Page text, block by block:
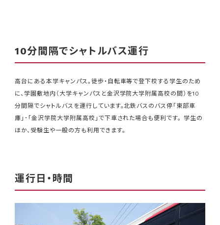
10分間隔でシャトルバス運行
高台にある本学キャンパス。徒歩・自転車等で登下校する学生のため
に、学園敷地内（大学キャンパスと金沢学院大学附属高校の間）を10
分間隔でシャトルバスを運行しています。北鉄バスのバス停「東部車
庫」･「金沢学院大学附属高校」で下車された場合も便利です。 学生の
ほか、受験生や一般の方も利用できます。
運行日・時間